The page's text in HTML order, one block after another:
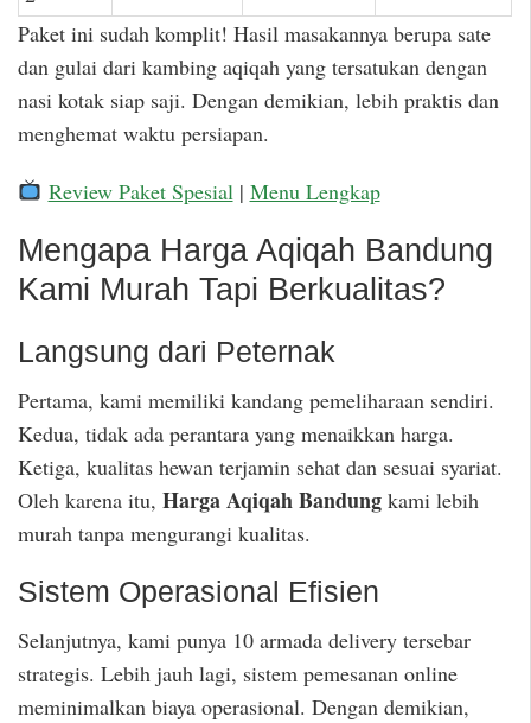
Paket ini sudah komplit! Hasil masakannya berupa sate
dan gulai dari kambing aqiqah yang tersatukan dengan
nasi kotak siap saji. Dengan demikian, lebih praktis dan
menghemat waktu persiapan.
Review Paket Spesial | Menu Lengkap
Mengapa Harga Aqiqah Bandung
Kami Murah Tapi Berkualitas?
Langsung dari Peternak
Pertama, kami memiliki kandang pemeliharaan sendiri.
Kedua, tidak ada perantara yang menaikkan harga.
Ketiga, kualitas hewan terjamin sehat dan sesuai syariat.
Oleh karena itu, Harga Aqiqah Bandung kami lebih
murah tanpa mengurangi kualitas.
Sistem Operasional Efisien
Selanjutnya, kami punya 10 armada delivery tersebar
strategis. Lebih jauh lagi, sistem pemesanan online
meminimalkan biaya operasional. Dengan demikian,